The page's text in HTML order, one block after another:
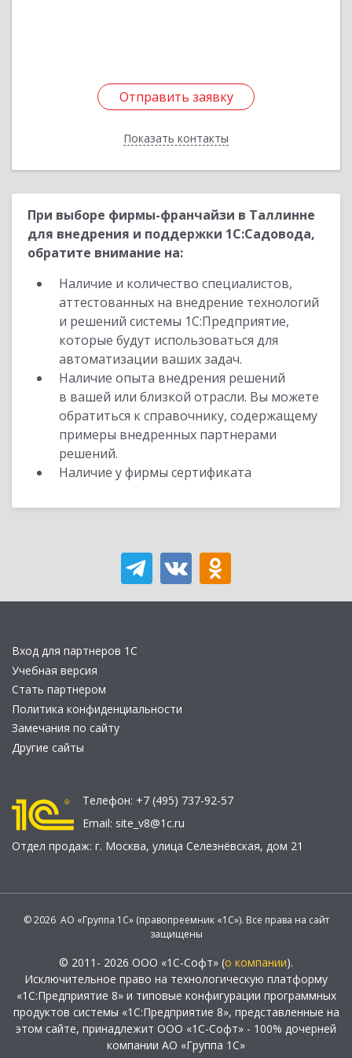
Отправить заявку
Показать контакты
Отправить заявку
Назад
При выборе фирмы-франчайзи в Таллинне
для внедрения и поддержки 1С:Садовода,
обратите внимание на:
Наличие и количество специалистов,
аттестованных на внедрение технологий
и решений системы 1С:Предприятие,
которые будут использоваться для
автоматизации ваших задач.
Наличие опыта внедрения решений
в вашей или близкой отрасли. Вы можете
обратиться к справочнику, содержащему
примеры внедренных партнерами
решений.
Наличие у фирмы сертификата
Вход для партнеров 1С
Учебная версия
Стать партнером
Политика конфиденциальности
Замечания по сайту
Другие сайты
Телефон: +7 (495) 737-92-57
Email: site_v8@1c.ru
Отдел продаж: г. Москва, улица Селезнёвская, дом 21
© 2026 АО «Группа 1С» (правопреемник «1С»). Все права на сайт
защищены
© 2011- 2026 ООО «1С-Софт» (о компании).
Исключительное право на технологическую платформу
«1С:Предприятие 8» и типовые конфигурации программных
продуктов системы «1С:Предприятие 8», представленные на
этом сайте, принадлежит ООО «1С-Софт» - 100% дочерней
компании АО «Группа 1С»